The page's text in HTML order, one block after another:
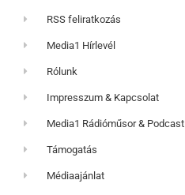
RSS feliratkozás
Media1 Hírlevél
Rólunk
Impresszum & Kapcsolat
Media1 Rádióműsor & Podcast
Támogatás
Médiaajánlat